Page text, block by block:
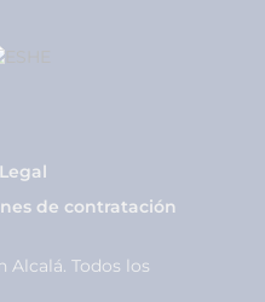
de contratación
Todos los